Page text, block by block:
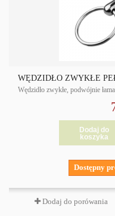
WĘDZIDŁO ZWYKŁE
Wędzidło zwykłe, podwójnie
Dodaj do
koszyka
Dostępny
Dodaj do porówania